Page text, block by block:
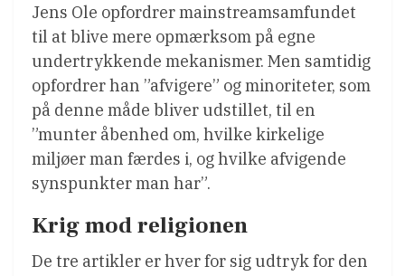
Jens Ole opfordrer mainstreamsamfundet
til at blive mere opmærksom på egne
undertrykkende mekanismer. Men samtidig
opfordrer han ”afvigere” og minoriteter, som
på denne måde bliver udstillet, til en
”munter åbenhed om, hvilke kirkelige
miljøer man færdes i, og hvilke afvigende
synspunkter man har”.
Krig mod religionen
De tre artikler er hver for sig udtryk for den